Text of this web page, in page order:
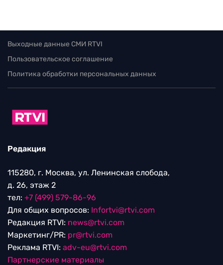
Выходные данные СМИ RTVI
Пользовательское соглашение
Политика обработки персональных данных
Редакция
115280, г. Москва, ул. Ленинская слобода,
д. 26, этаж 2
тел: +7 (499) 579-86-96
Для общих вопросов: Infortvi@rtvi.com
Редакция RTVI: news@rtvi.com
Маркетинг/PR: pr@rtvi.com
Реклама RTVI: adv-eu@rtvi.com
Партнерские материалы